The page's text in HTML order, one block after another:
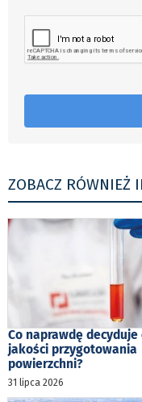
ZOBACZ RÓWNIEŻ
Co naprawdę decyduje
jakości przygotowania
powierzchni?
31 lipca 2026